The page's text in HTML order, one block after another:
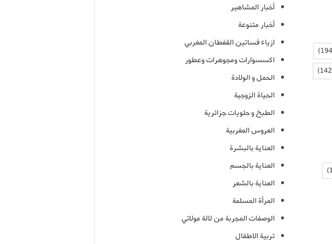
أخبار المشاهير
أخبار متنوعة
ازياء فساتين القفطان المغربي
اكسسوارات ومجوهرات وعطور
الحمل و الولادة
الحياة الزوجية
الطبخ و حلويات جزائرية
العروس المغربية
العناية بالبشرة
العناية بالجسم
العناية بالشعر
المرأة المسلمة
الوصفات المجربة من لالة مولاتي
تربية الاطفال